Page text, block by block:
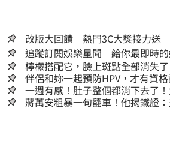
改版大回饋 熱門3C大獎接力送
追蹤訂閱娛樂星聞 給你最即時
檸檬搭配它，臉上斑點全部消失
伴侶和妳一起預防HPV，才有資格
一週有感！肚子整個都消下去了
夠
蔣萬安粗暴一句翻車！他揭鐵證